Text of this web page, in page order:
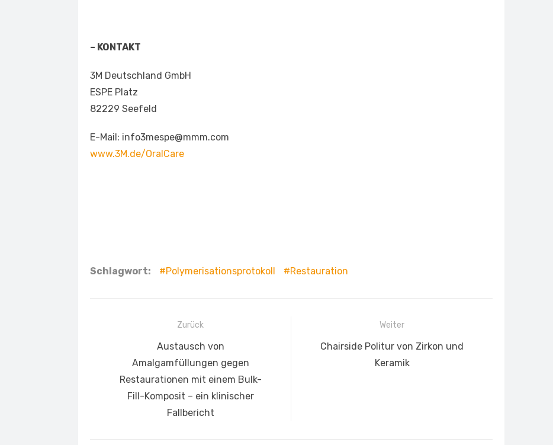
– KONTAKT
3M Deutschland GmbH
ESPE Platz
82229 Seefeld
E-Mail: info3mespe@mmm.com
www.3M.de/OralCare
Schlagwort: Polymerisationsprotokoll Restauration
Beitragsnavigation
Zurück
Vorheriger
Beitrag:
Austausch von
Amalgamfüllungen gegen
Restaurationen mit einem Bulk-
Fill-Komposit – ein klinischer
Fallbericht
Weiter
Nächster
Chairside Politur von Zirkon und
Keramik